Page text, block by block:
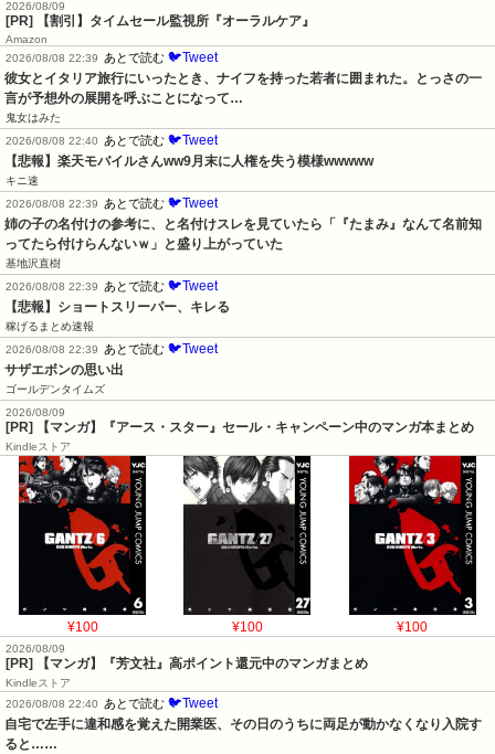
2026/08/09
[PR] 【割引】タイムセール監視所『オーラルケア』
Amazon
2026/08/08 22:39 あとで読む 🐦Tweet
彼女とイタリア旅行にいったとき、ナイフを持った若者に囲まれた。とっさの一
言が予想外の展開を呼ぶことになって…
鬼女はみた
2026/08/08 22:40 あとで読む 🐦Tweet
【悲報】楽天モバイルさんww9月末に人権を失う模様wwwww
キニ速
2026/08/08 22:39 あとで読む 🐦Tweet
姉の子の名付けの参考に、と名付けスレを見ていたら「『たまみ』なんて名前知
ってたら付けらんないｗ」と盛り上がっていた
基地沢直樹
2026/08/08 22:39 あとで読む 🐦Tweet
【悲報】ショートスリーパー、キレる
稼げるまとめ速報
2026/08/08 22:39 あとで読む 🐦Tweet
サザエボンの思い出
ゴールデンタイムズ
2026/08/09
[PR] 【マンガ】『アース・スター』セール・キャンペーン中のマンガ本まとめ
Kindleストア
¥100 ¥100 ¥100
2026/08/09
[PR] 【マンガ】『芳文社』高ポイント還元中のマンガまとめ
Kindleストア
2026/08/08 22:40
あとで読む 🐦Tweet
自宅で左手に違和感を覚えた開業医、その日のうちに両足が動かなくなり入院す
ると……